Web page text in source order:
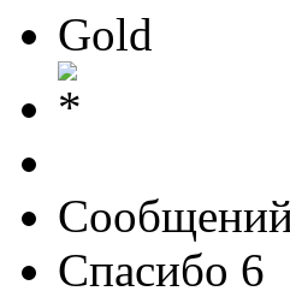
Gold
Спасибо 6